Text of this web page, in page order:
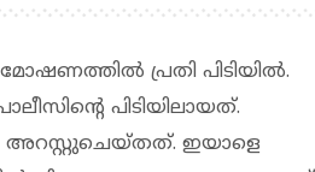
പ്രതി പിടിയില്‍.
പിടിയിലായത്.
ഇയാളെ